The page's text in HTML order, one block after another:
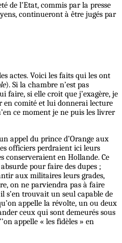
de l’Etat, commis par la presse
continueront à être jugés par
actes. Voici les faits qui les ont
). Si la chambre n’est pas
faire, si elle croit que j’exagère, je
en comité et lui donnerai lecture
ce moment je ne puis les livrer
appel du prince d’Orange aux
officiers perdraient ici leurs
conserveraient en Hollande. Ce
pour faire des dupes ;
aux militaires leurs grades,
on ne parviendra pas à faire
s’en trouvait un seul capable de
appelle la révolte, un ou deux
ceux qui sont demeurés sous
appelle « les fidèles » en